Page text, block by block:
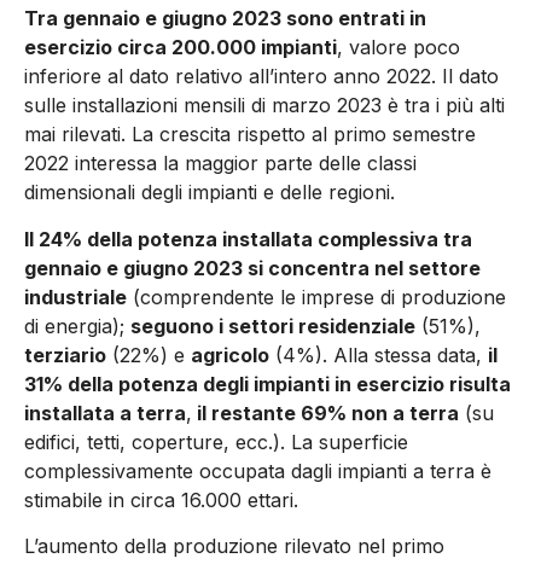
Tra gennaio e giugno 2023 sono entrati in
esercizio circa 200.000 impianti, valore poco
inferiore al dato relativo all’intero anno 2022. Il dato
sulle installazioni mensili di marzo 2023 è tra i più alti
mai rilevati. La crescita rispetto al primo semestre
2022 interessa la maggior parte delle classi
dimensionali degli impianti e delle regioni.
Il 24% della potenza installata complessiva tra
gennaio e giugno 2023 si concentra nel settore
industriale (comprendente le imprese di produzione
di energia); seguono i settori residenziale (51%),
terziario (22%) e agricolo (4%). Alla stessa data, il
31% della potenza degli impianti in esercizio risulta
installata a terra, il restante 69% non a terra (su
edifici, tetti, coperture, ecc.). La superficie
complessivamente occupata dagli impianti a terra è
stimabile in circa 16.000 ettari.
L’aumento della produzione rilevato nel primo